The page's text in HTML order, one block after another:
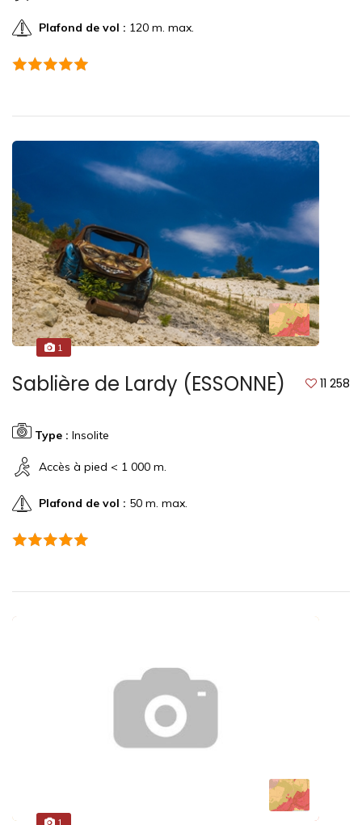
Plafond de vol : 120 m. max.
1
Sablière de Lardy (ESSONNE) 11 258
Type : Insolite
Accès à pied < 1 000 m.
Plafond de vol : 50 m. max.
1